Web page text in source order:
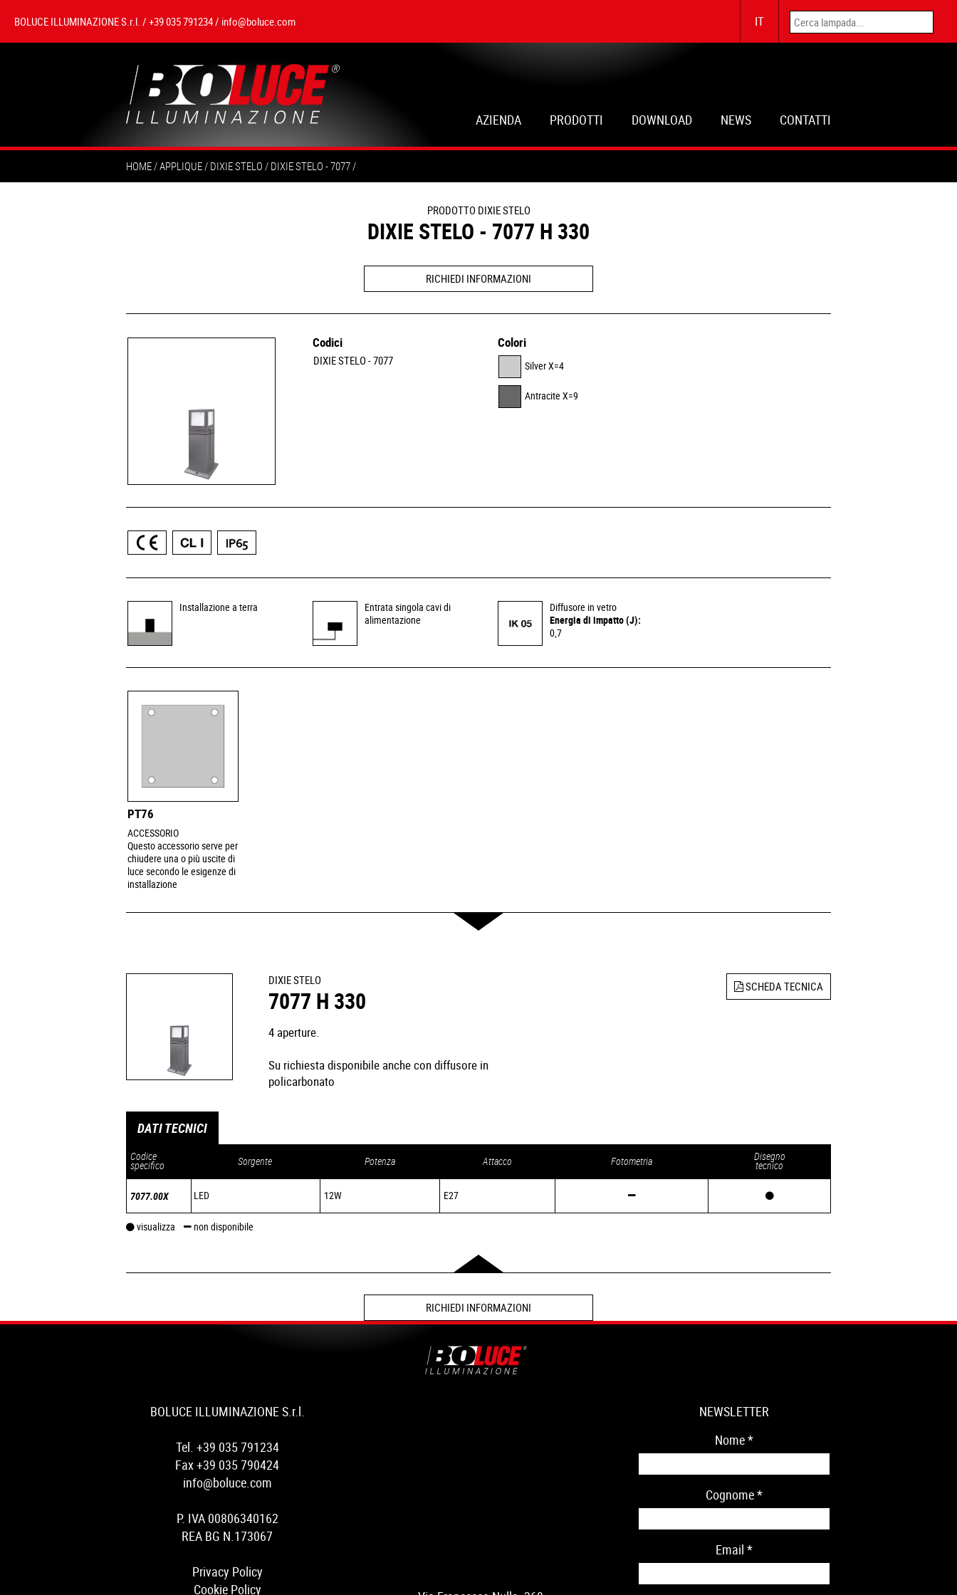
BOLUCE ILLUMINAZIONE S.r.l. / +39 035 791234 / info@boluce.com IT
AZIENDA PRODOTTI DOWNLOAD NEWS CONTATTI
HOME APPLIQUE DIXIE STELO DIXIE STELO - 7077
PRODOTTO DIXIE STELO
DIXIE STELO - 7077 H 330
RICHIEDI INFORMAZIONI
Codici
DIXIE STELO - 7077
Colori
Silver X=4
Antracite X=9
Installazione a terra
Entrata singola cavi di
alimentazione
Diffusore in vetro
Energia di impatto (J):
0,7
PT76
ACCESSORIO
Questo accessorio serve per
chiudere una o più uscite di
luce secondo le esigenze di
installazione
SCHEDA TECNICA
DIXIE STELO
7077 H 330
4 aperture.
Su richiesta disponibile anche con diffusore in
policarbonato
DATI TECNICI
Codice
specifico Sorgente Potenza Attacco Fotometria Disegno
tecnico
7077.00X LED 12W E27
visualizza non disponibile
RICHIEDI INFORMAZIONI
BOLUCE ILLUMINAZIONE S.r.l.
Tel. +39 035 791234
Fax +39 035 790424
info@boluce.com
P. IVA 00806340162
REA BG N.173067
Privacy Policy
Cookie Policy
NEWSLETTER
Nome*
Cognome*
Email*